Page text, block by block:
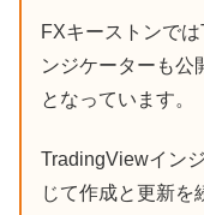
FXキーストンで
ンジケーターも公
となっています。
TradingViewイン
じて作成と更新を